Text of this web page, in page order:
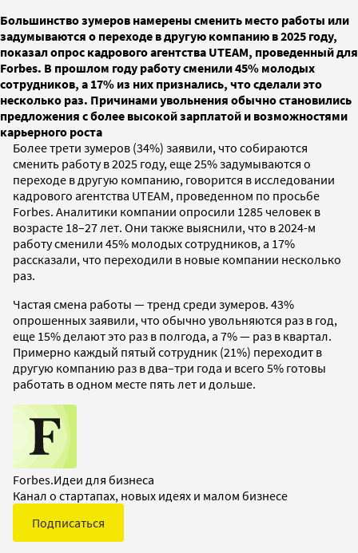
Большинство зумеров намерены сменить место работы или
задумываются о переходе в другую компанию в 2025 году,
показал опрос кадрового агентства UTEAM, проведенный для
Forbes. В прошлом году работу сменили 45% молодых
сотрудников, а 17% из них признались, что сделали это
несколько раз. Причинами увольнения обычно становились
предложения с более высокой зарплатой и возможностями
карьерного роста
Более трети зумеров (34%) заявили, что собираются
сменить работу в 2025 году, еще 25% задумываются о
переходе в другую компанию, говорится в исследовании
кадрового агентства UTEAM, проведенном по просьбе
Forbes. Аналитики компании опросили 1285 человек в
возрасте 18–27 лет. Они также выяснили, что в 2024-м
работу сменили 45% молодых сотрудников, а 17%
рассказали, что переходили в новые компании несколько
раз.
Частая смена работы — тренд среди зумеров. 43%
опрошенных заявили, что обычно увольняются раз в год,
еще 15% делают это раз в полгода, а 7% — раз в квартал.
Примерно каждый пятый сотрудник (21%) переходит в
другую компанию раз в два–три года и всего 5% готовы
работать в одном месте пять лет и дольше.
Forbes.Идеи для бизнеса
Канал о стартапах, новых идеях и малом бизнесе
Подписаться